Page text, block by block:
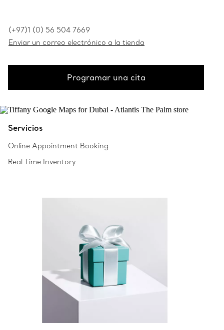
(+97)1 (0) 56 504 7669
Enviar un correo electrónico a la tienda
Programar una cita
Servicios
Online Appointment Booking
Real Time Inventory